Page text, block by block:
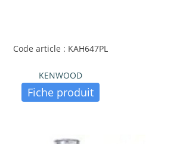
Code article : KAH647PL
KENWOOD
Fiche produit